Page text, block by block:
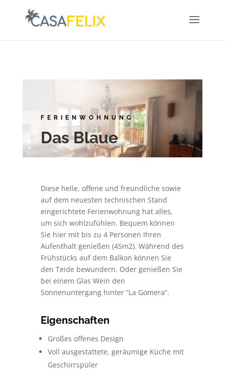
FERIENWOHNUNG
Das Blaue
Diese helle, offene und freundliche sowie
auf dem neuesten technischen Stand
eingerichtete Ferienwohnung hat alles,
um sich wohlzufühlen. Bequem können
Sie hier mit bis zu 4 Personen Ihren
Aufenthalt genießen (45m2). Während des
Frühstücks auf dem Balkon können Sie
den Teide bewundern. Oder genießen Sie
bei einem Glas Wein den
Sonnenuntergang hinter “La Gomera”.
Eigenschaften
Großes offenes Design
Voll ausgestattete, geräumige Küche mit
Geschirrspüler